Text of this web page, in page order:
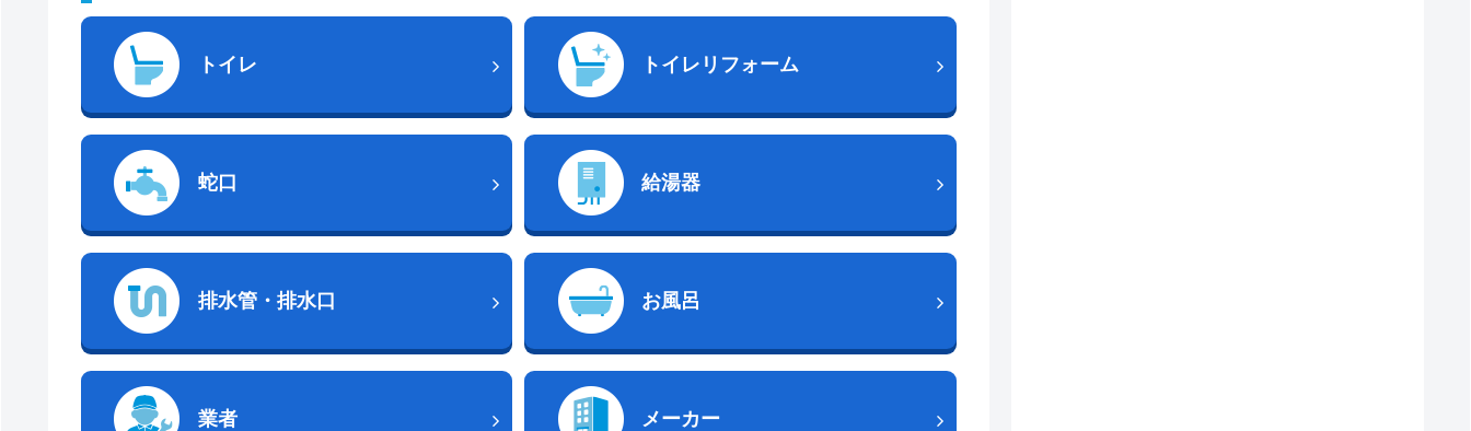
トイレ トイレリフォーム
蛇口 給湯器
排水管・排水口 お風呂
業者 メーカー